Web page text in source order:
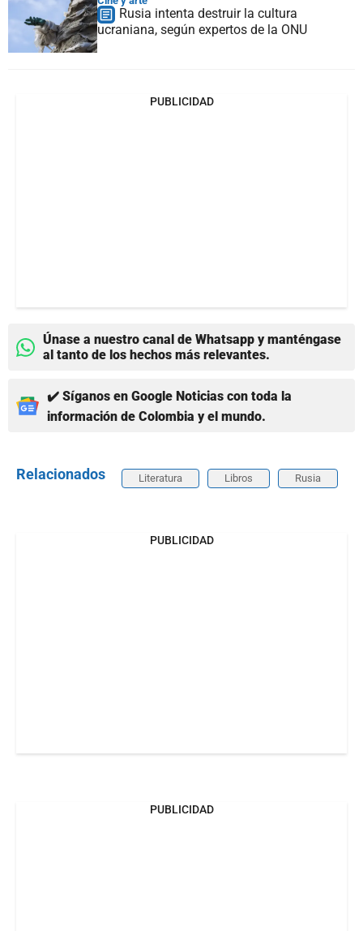
Rusia intenta destruir la cultura
ucraniana, según expertos de la ONU
PUBLICIDAD
Únase a nuestro canal de Whatsapp y manténgase
al tanto de los hechos más relevantes.
✔️ Síganos en Google Noticias con toda la
información de Colombia y el mundo.
Relacionados Literatura Libros Rusia
PUBLICIDAD
PUBLICIDAD